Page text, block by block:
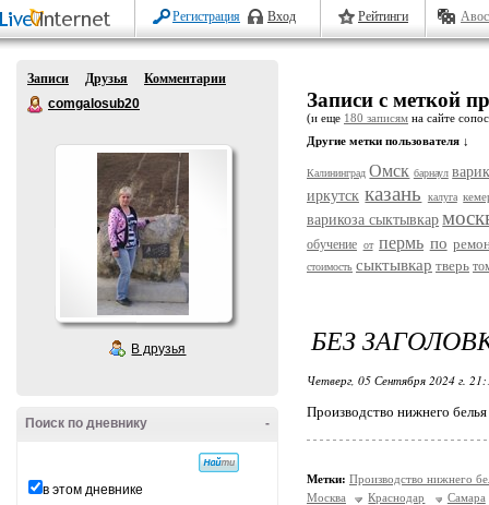
Регистрация Вход Рейтинги
Записи Друзья
Комментарии
comgalosub20
В друзья
-
Поиск по дневнику
в этом дневнике
Записи с меткой
(и еще 180 записям на сайте
Другие метки пользователя ↓
Калининград Омск барнаул
иркутск казань калуга
варикоза сыктывкар
обучение от пермь по
стоимость сыктывкар тверь
БЕЗ
Четверг, 05 Сентября 2024 г.
Производство нижнего
Метки: Производство нижнего
Москва
Краснодар
Самара